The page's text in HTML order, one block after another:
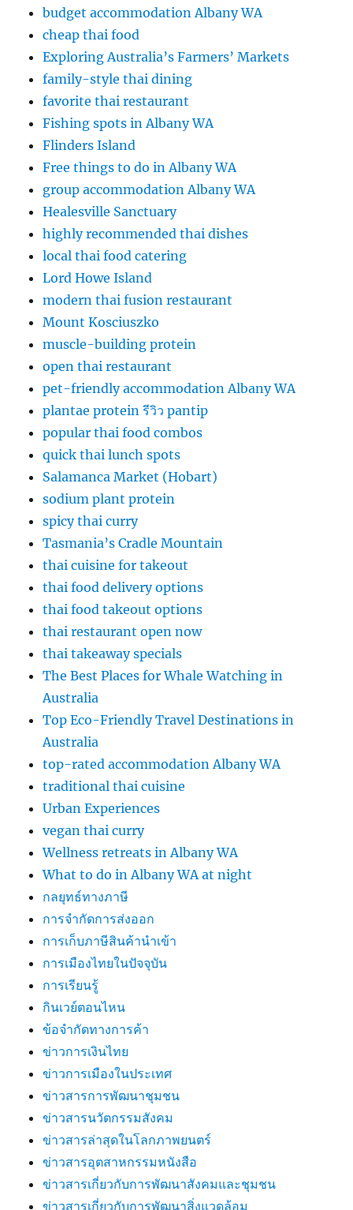
budget accommodation Albany WA
cheap thai food
Exploring Australia’s Farmers’ Markets
family-style thai dining
favorite thai restaurant
Fishing spots in Albany WA
Flinders Island
Free things to do in Albany WA
group accommodation Albany WA
Healesville Sanctuary
highly recommended thai dishes
local thai food catering
Lord Howe Island
modern thai fusion restaurant
Mount Kosciuszko
muscle-building protein
open thai restaurant
pet-friendly accommodation Albany WA
plantae protein รีวิว pantip
popular thai food combos
quick thai lunch spots
Salamanca Market (Hobart)
sodium plant protein
spicy thai curry
Tasmania’s Cradle Mountain
thai cuisine for takeout
thai food delivery options
thai food takeout options
thai restaurant open now
thai takeaway specials
The Best Places for Whale Watching in
Australia
Top Eco-Friendly Travel Destinations in
Australia
top-rated accommodation Albany WA
traditional thai cuisine
Urban Experiences
vegan thai curry
Wellness retreats in Albany WA
What to do in Albany WA at night
กลยุทธ์ทางภาษี
การจำกัดการส่งออก
การเก็บภาษีสินค้านำเข้า
การเมืองไทยในปัจจุบัน
การเรียนรู้
กินเวย์ตอนไหน
ข้อจำกัดทางการค้า
ข่าวการเงินไทย
ข่าวการเมืองในประเทศ
ข่าวสารการพัฒนาชุมชน
ข่าวสารนวัตกรรมสังคม
ข่าวสารล่าสุดในโลกภาพยนตร์
ข่าวสารอุตสาหกรรมหนังสือ
ข่าวสารเกี่ยวกับการพัฒนาสังคมและชุมชน
ข่าวสารเกี่ยวกับการพัฒนาสิ่งแวดล้อม